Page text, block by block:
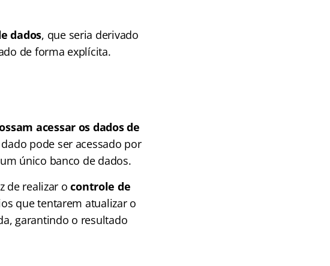
dados, que seria derivado
de forma explícita.
acessar os dados de
pode ser acessado por
único banco de dados.
de realizar ocontrole de
que tentarem atualizar o
garantindo o resultado